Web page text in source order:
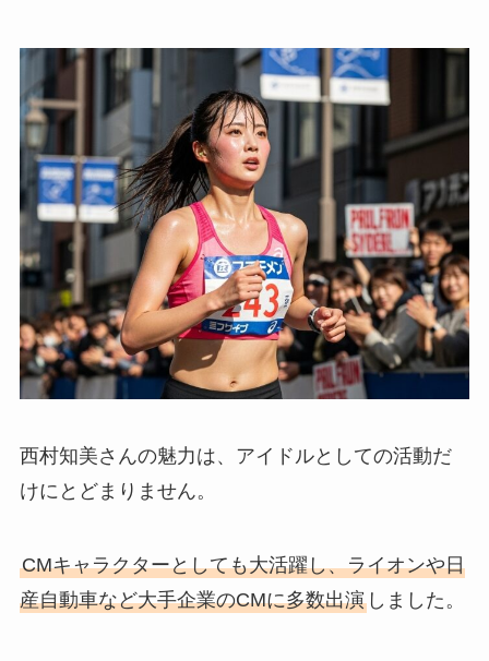
西村知美さんの魅力は、アイドルとしての活動だ
けにとどまりません。
CMキャラクターとしても大活躍し、ライオンや日
産自動車など大手企業のCMに多数出演しました。